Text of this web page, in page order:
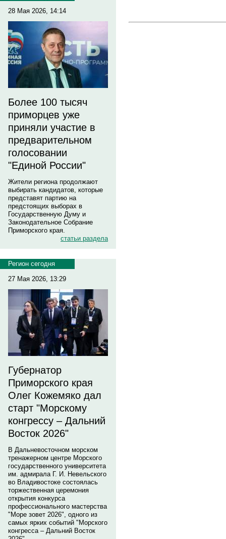
28 Мая 2026, 14:14
Более 100 тысяч
приморцев уже
приняли участие в
предварительном
голосовании
"Единой России"
Жители региона продолжают
выбирать кандидатов, которые
представят партию на
предстоящих выборах в
Государственную Думу и
Законодательное Собрание
Приморского края.
статьи раздела
Регион сегодня
27 Мая 2026, 13:29
Губернатор
Приморского края
Олег Кожемяко дал
старт "Морскому
конгрессу – Дальний
Восток 2026"
В Дальневосточном морском
тренажерном центре Морского
государственного университета
им. адмирала Г. И. Невельского
во Владивостоке состоялась
торжественная церемония
открытия конкурса
профессионального мастерства
"Море зовет 2026", одного из
самых ярких событий "Морского
конгресса – Дальний Восток